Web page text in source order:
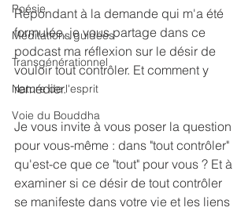
Poésie
Méditations guidées
Transgénérationnel
Nature de l'esprit
Voie du Bouddha
Répondant à la demande qui m'a été
formulée, je vous partage dans ce
podcast ma réflexion sur le désir de
vouloir tout contrôler. Et comment y
remédier.
Je vous invite à vous poser la question
pour vous-même : dans "tout contrôler"
qu'est-ce que ce "tout" pour vous ? Et à
examiner si ce désir de tout contrôler
se manifeste dans votre vie et les liens